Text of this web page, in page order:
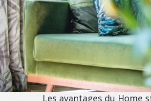
Les avantages du Home